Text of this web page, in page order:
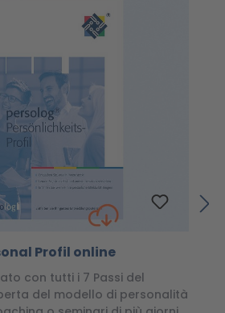
Profil online
con tutti i 7 Passi del
del modello di personalità